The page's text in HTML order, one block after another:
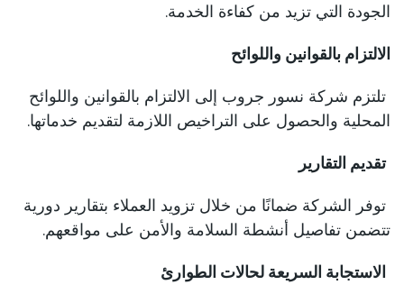
الجودة التي تزيد من كفاءة الخدمة.
الالتزام بالقوانين واللوائح
تلتزم شركة نسور جروب إلى الالتزام بالقوانين واللوائح
المحلية والحصول على التراخيص اللازمة لتقديم خدماتها.
تقديم التقارير
توفر الشركة ضمانًا من خلال تزويد العملاء بتقارير دورية
تتضمن تفاصيل أنشطة السلامة والأمن على مواقعهم.
الاستجابة السريعة لحالات الطوارئ